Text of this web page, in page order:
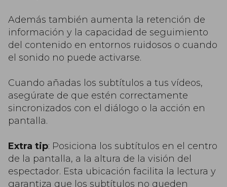
Además también aumenta la retención de
información y la capacidad de seguimiento
del contenido en entornos ruidosos o cuando
el sonido no puede activarse.
Cuando añadas los subtítulos a tus vídeos,
asegúrate de que estén correctamente
sincronizados con el diálogo o la acción en
pantalla.
Extra tip: Posiciona los subtítulos en el centro
de la pantalla, a la altura de la visión del
espectador. Esta ubicación facilita la lectura y
garantiza que los subtítulos no queden